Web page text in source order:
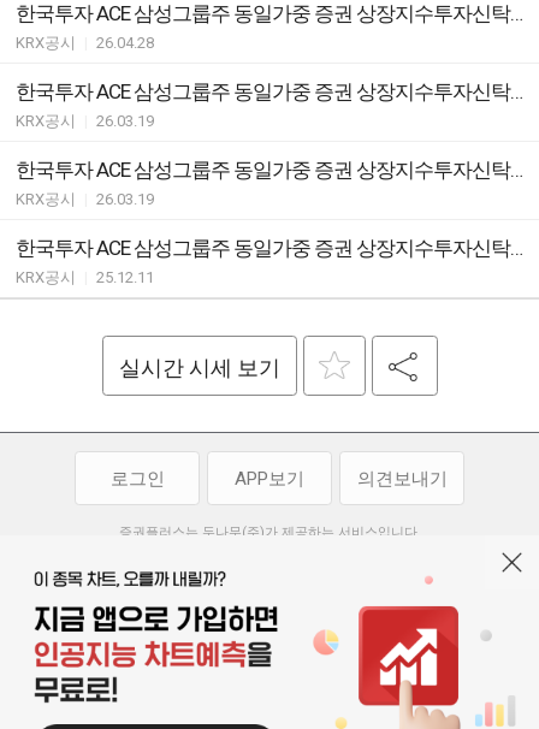
한국투자 ACE 삼성그룹주 동일가중 증권 상장지수투자신탁(주식) ETF 분배락 기준가격 안내
KRX공시 26.04.28
한국투자 ACE 삼성그룹주 동일가중 증권 상장지수투자신탁(주식) ETF유동성공급자(LP)와유동성공급계약의체결ㆍ변경ㆍ해지안내
KRX공시 26.03.19
한국투자 ACE 삼성그룹주 동일가중 증권 상장지수투자신탁(주식) ETF지정참가회사(AP)추가ㆍ해지ㆍ변경안내
KRX공시 26.03.19
한국투자 ACE 삼성그룹주 동일가중 증권 상장지수투자신탁(주식) ETF 괴리율 초과 발생
KRX공시 25.12.11
실시간 시세 보기
로그인 APP보기 의견보내기
증권플러스는 두나무(주)가 제공하는 서비스입니다.
투자 참고사항이며, 정보 제공 과정에서 오류나 지연이 발생할 수 있습니다.
두나무(주)는 제공된 정보에 의한 투자 결과에 대하여 법적인 책임을
부담하지 않습니다. 본 서비스에서 제공되는 정보의 무단 배포를 금합니다.
이용약관 | 청소년보호정책 개인정보처리방침
기사배열 기본방침 | 고객센터 |
오픈소스 라이선스
서울특별시 서초구 강남대로 369, 15층
사업자 등록번호 119-86-54968